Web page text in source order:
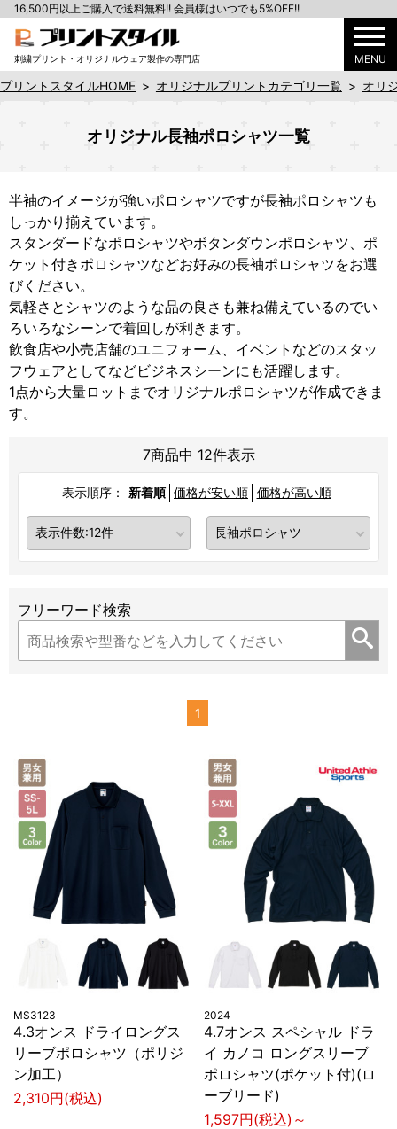
刺繍プリント・オリジナルウェア製作の専門店 MENU
16,500円以上ご購入で送料無料!! 会員様はいつでも5%OFF!!
プリントスタイルHOME > オリジナルプリントカテゴリ一覧 > オリ
オリジナル長袖ポロシャツ一覧
半袖のイメージが強いポロシャツですが長袖ポロシャツも
しっかり揃えています。
スタンダードなポロシャツやボタンダウンポロシャツ、ポ
ケット付きポロシャツなどお好みの長袖ポロシャツをお選
びください。
気軽さとシャツのような品の良さも兼ね備えているのでい
ろいろなシーンで着回しが利きます。
飲食店や小売店舗のユニフォーム、イベントなどのスタッ
フウェアとしてなどビジネスシーンにも活躍します。
1点から大量ロットまでオリジナルポロシャツが作成できま
す。
7商品中 12件表示
表示順序： 新着順 価格が安い順 価格が高い順
フリーワード検索
1
MS3123
4.3オンス ドライロングス
リーブポロシャツ（ポリジ
ン加工）
2,310円(税込)
2024
4.7オンス スペシャル ドラ
イ カノコ ロングスリーブ
ポロシャツ(ポケット付)(ロ
ーブリード)
1,597円(税込)～